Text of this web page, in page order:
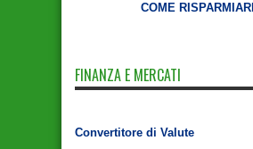
COME
FINANZA E MERCATI
Convertitore di Valute